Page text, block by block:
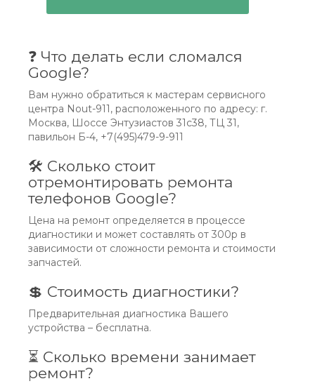
Восстановление после попадания воды.
Сброс и восстановление ПО.
осстановите его работоспособность с минимальны
ми усилиями. Ждем вас в нашем сервисном центре п
о адресу: Москва, метро Шоссе Энтузиастов, Торгов
о-Офисный центр 31, павильон Б4. Мы сделаем все, ч
❓ Что делать если сломался
Google?
Вам нужно обратиться к мастерам сервисного
центра Nout-911, расположенного по адресу: г.
Москва, Шоссе Энтузиастов 31с38, ТЦ 31,
павильон Б-4, +7(495)479-9-911
🛠 Сколько стоит
отремонтировать ремонта
телефонов Google?
Цена на ремонт определяется в процессе
диагностики и может составлять от 300р в
зависимости от сложности ремонта и стоимости
запчастей.
💲 Стоимость диагностики?
Предварительная диагностика Вашего
устройства – бесплатна.
⏳ Сколько времени занимает
ремонт?